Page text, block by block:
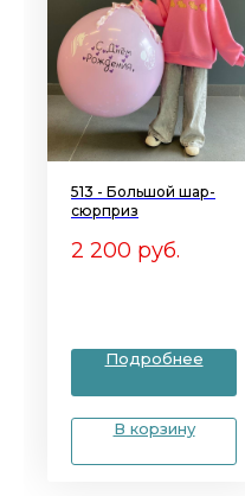
513 - Большой шар-
сюрприз
2 200 руб.
Подробнее
В корзину